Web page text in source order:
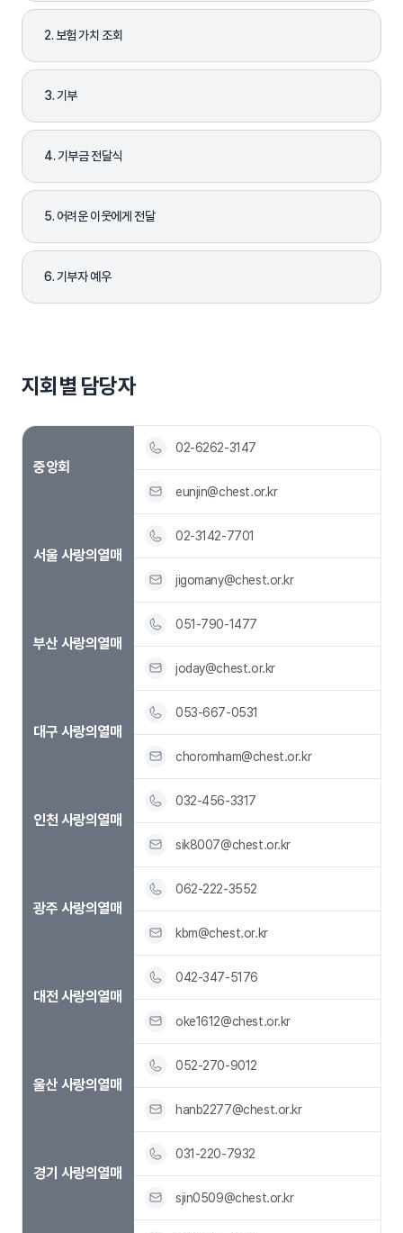
2. 보험 가치 조회
3. 기부
4. 기부금 전달식
5. 어려운 이웃에게 전달
6. 기부자 예우
지회별 담당자
중앙회
02-6262-3147
eunjin@chest.or.kr
서울 사랑의열매
02-3142-7701
jigomany@chest.or.kr
부산 사랑의열매
051-790-1477
joday@chest.or.kr
대구 사랑의열매
053-667-0531
choromham@chest.or.kr
인천 사랑의열매
032-456-3317
sik8007@chest.or.kr
광주 사랑의열매
062-222-3552
kbm@chest.or.kr
대전 사랑의열매
042-347-5176
oke1612@chest.or.kr
울산 사랑의열매
052-270-9012
hanb2277@chest.or.kr
경기 사랑의열매
031-220-7932
sjin0509@chest.or.kr